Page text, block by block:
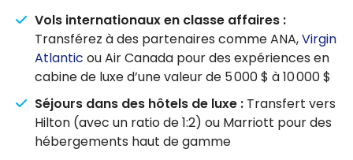
Vols internationaux en classe affaires :
Transférez à des partenaires comme ANA,Virgin
Atlantic ou Air Canada pour des expériences en
cabine de luxe d’une valeur de 5 000 $ à 10 000 $
Séjours dans des hôtels de luxe : Transfert vers
Hilton (avec un ratio de 1:2) ou Marriott pour des
hébergements haut de gamme